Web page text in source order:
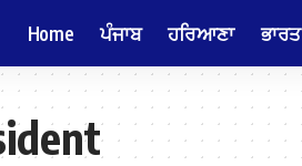
Home ਪੰਜਾਬ ਹਰਿਆਣਾ ਭਾਰਤ